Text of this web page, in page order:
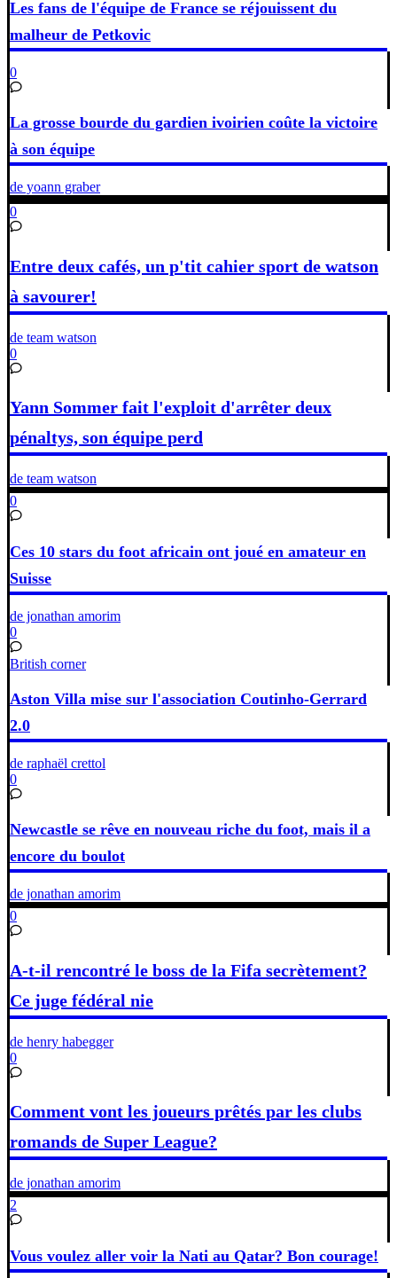
Les fans de l'équipe de France se réjouissent du
malheur de Petkovic
0
La grosse bourde du gardien ivoirien coûte la victoire
à son équipe
de yoann graber
0
Entre deux cafés, un p'tit cahier sport de watson
à savourer!
de team watson
0
Yann Sommer fait l'exploit d'arrêter deux
pénaltys, son équipe perd
de team watson
0
Ces 10 stars du foot africain ont joué en amateur en
Suisse
de jonathan amorim
0
British corner
Aston Villa mise sur l'association Coutinho-Gerrard
2.0
de raphaël crettol
0
Newcastle se rêve en nouveau riche du foot, mais il a
encore du boulot
de jonathan amorim
0
A-t-il rencontré le boss de la Fifa secrètement?
Ce juge fédéral nie
de henry habegger
0
Comment vont les joueurs prêtés par les clubs
romands de Super League?
de jonathan amorim
2
Vous voulez aller voir la Nati au Qatar? Bon courage!